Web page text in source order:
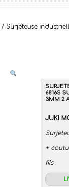
/ Surjeteuse
6816S
3MM 2
JUKI
+
fils